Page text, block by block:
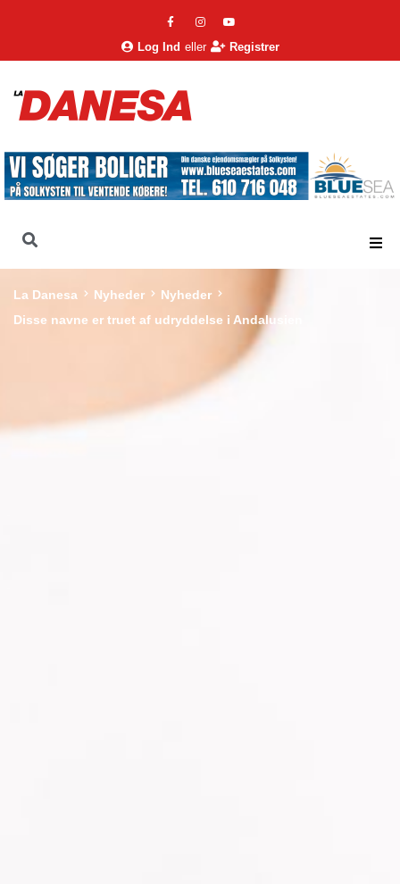
Log Ind eller Registrer
La Danesa Nyheder
Nyheder
Disse navne er truet af udryddelse i Andalusien